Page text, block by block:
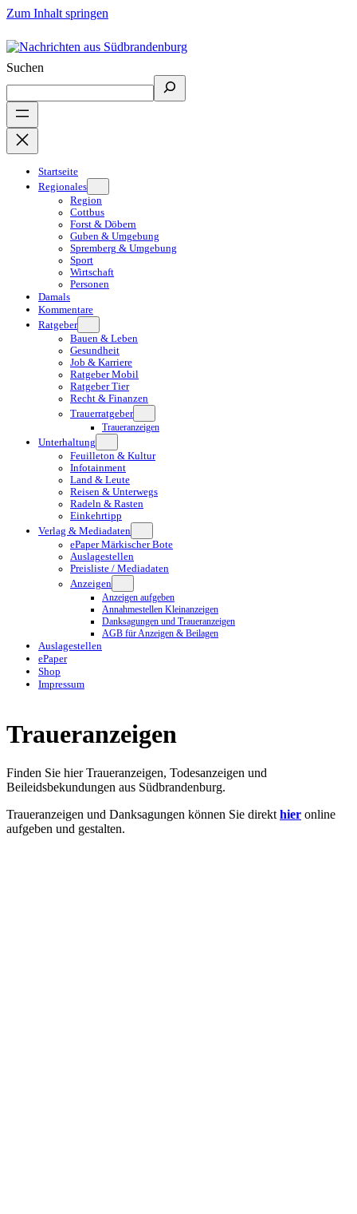
Zum Inhalt springen
Suchen
Startseite
Regionales
Region
Cottbus
Forst & Döbern
Guben & Umgebung
Spremberg & Umgebung
Sport
Wirtschaft
Personen
Damals
Kommentare
Ratgeber
Bauen & Leben
Gesundheit
Job & Karriere
Ratgeber Mobil
Ratgeber Tier
Recht & Finanzen
Trauerratgeber
Traueranzeigen
Unterhaltung
Feuilleton & Kultur
Infotainment
Land & Leute
Reisen & Unterwegs
Radeln & Rasten
Einkehrtipp
Verlag & Mediadaten
ePaper Märkischer Bote
Auslagestellen
Preisliste / Mediadaten
Anzeigen
Anzeigen aufgeben
Annahmestellen Kleinanzeigen
Danksagungen und Traueranzeigen
AGB für Anzeigen & Beilagen
Auslagestellen
ePaper
Shop
Impressum
Traueranzeigen
Finden Sie hier Traueranzeigen, Todesanzeigen und
Beileidsbekundungen aus Südbrandenburg.
Traueranzeigen und Danksagungen können Sie direkt hier online
aufgeben und gestalten.